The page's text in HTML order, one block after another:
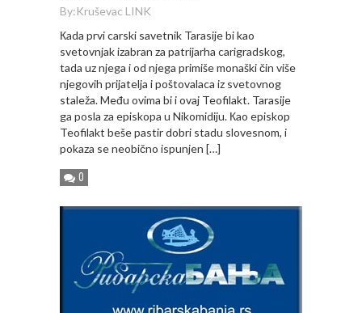
By:Kruševac LINK
Кada prvi carski savetnik Tarasije bi kao
svetovnjak izabran za patrijarha carigradskog,
tada uz njega i od njega primiše monaški čin više
njegovih prijatelja i poštovalaca iz svetovnog
staleža. Među ovima bi i ovaj Teofilakt. Tarasije
ga posla za episkopa u Nikomidiju. Кao episkop
Teofilakt beše pastir dobri stadu slovesnom, i
pokaza se neobično ispunjen […]
0